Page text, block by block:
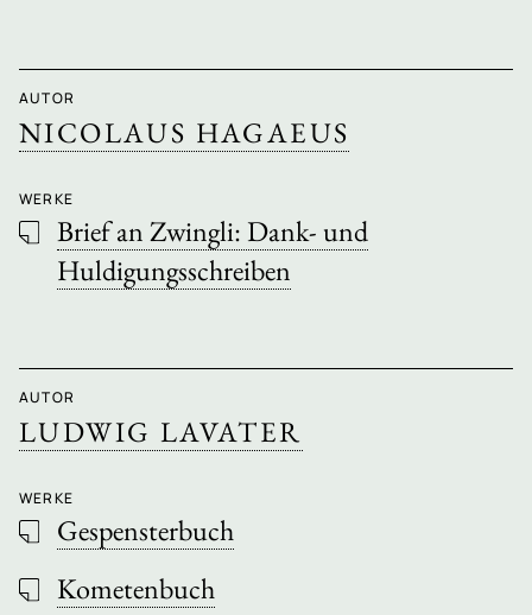
AUTOR
NICOLAUS HAGAEUS
WERKE
Brief an Zwingli: Dank- und
Huldigungsschreiben
AUTOR
LUDWIG LAVATER
WERKE
Gespensterbuch
Kometenbuch